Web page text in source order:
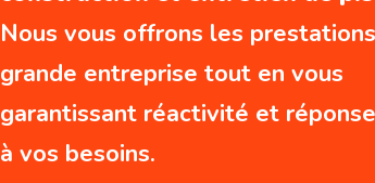
Nous vous offrons les prestations
grande entreprise tout en vous
garantissant réactivité et
à vos besoins.